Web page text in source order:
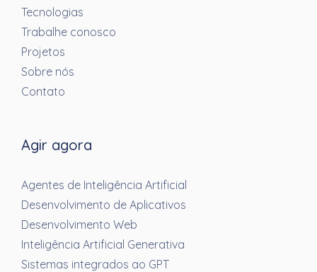
Tecnologias
Trabalhe conosco
Projetos
Sobre nós
Contato
Agir agora
Agentes de Inteligência Artificial
Desenvolvimento de Aplicativos
Desenvolvimento Web
Inteligência Artificial Generativa
Sistemas integrados ao GPT